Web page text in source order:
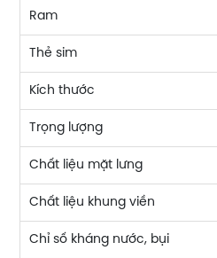
Ram
Thẻ sim
Kích thước
Trọng lượng
Chất liệu mặt lưng
Chất liệu khung viền
Chỉ số kháng nước, bụi